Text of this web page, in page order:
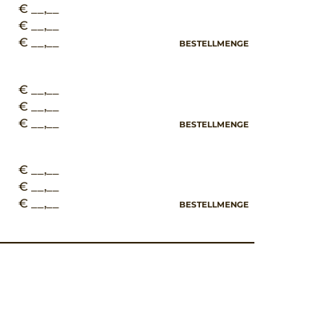
€ __,__
€ __,__
€ __,__ BESTELLMENGE
€ __,__
€ __,__
€ __,__ BESTELLMENGE
€ __,__
€ __,__
€ __,__ BESTELLMENGE